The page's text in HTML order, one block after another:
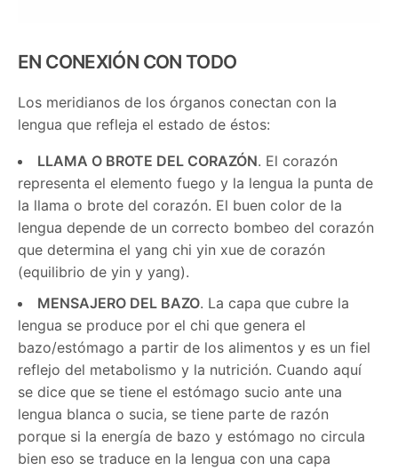
EN CONEXIÓN CON TODO
Los meridianos de los órganos conectan con la
lengua que refleja el estado de éstos:
LLAMA O BROTE DEL CORAZÓN. El corazón
representa el elemento fuego y la lengua la punta de
la llama o brote del corazón. El buen color de la
lengua depende de un correcto bombeo del corazón
que determina el yang chi yin xue de corazón
(equilibrio de yin y yang).
MENSAJERO DEL BAZO. La capa que cubre la
lengua se produce por el chi que genera el
bazo/estómago a partir de los alimentos y es un fiel
reflejo del metabolismo y la nutrición. Cuando aquí
se dice que se tiene el estómago sucio ante una
lengua blanca o sucia, se tiene parte de razón
porque si la energía de bazo y estómago no circula
bien eso se traduce en la lengua con una capa